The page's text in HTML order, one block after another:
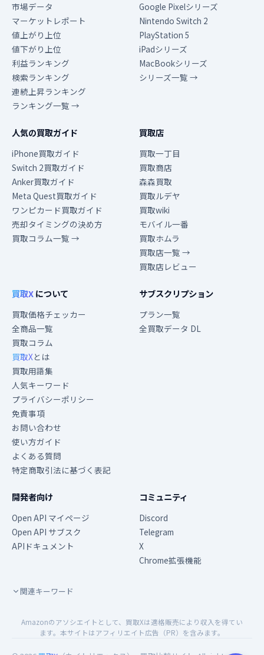
市場データ
マーケットレポート
値上がり上位
値下がり上位
利益ランキング
検索ランキング
連続上昇ランキング
ランキング一覧 →
Google Pixelシリーズ
Nintendo Switch 2
PlayStation 5
iPadシリーズ
MacBookシリーズ
シリーズ一覧 →
人気の買取ガイド
iPhone買取ガイド
Switch 2買取ガイド
Anker買取ガイド
Meta Quest買取ガイド
ワンピカード買取ガイド
売却タイミングの決め方
買取コラム一覧 →
買取店
買取一丁目
買取商店
森森買取
買取ルデヤ
買取wiki
モバイル一番
買取ホムラ
買取店一覧 →
買取店レビュー
買取Xについて
買取価格チェッカー
全商品一覧
買取コラム
買取Xとは
買取用語集
人気キーワード
プライバシーポリシー
免責事項
お問い合わせ
使い方ガイド
よくある質問
特定商取引法に基づく表記
サブスクリプション
プラン一覧
全買取データ DL
開発者向け
Open API マイページ
Open API サブスク
APIドキュメント
コミュニティ
Discord
Telegram
X
Chrome拡張機能
関連キーワード
Amazonのアソシエイトとして、買取Xは適格販売により収入を得てい
ます。本サイトはアフィリエイト広告（PR）を含みます。